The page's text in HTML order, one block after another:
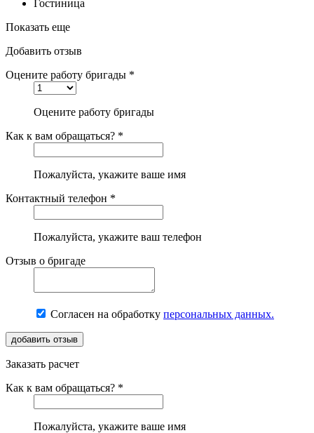
Гостиница
Показать еще
Добавить отзыв
Оцените работу бригады *
Оцените работу бригады
Как к вам обращаться? *
Пожалуйста, укажите ваше имя
Контактный телефон *
Пожалуйста, укажите ваш телефон
Отзыв о бригаде
Согласен на обработку персональных данных.
Заказать расчет
Как к вам обращаться? *
Пожалуйста, укажите ваше имя